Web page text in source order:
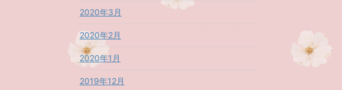
2020年3月
2020年2月
2020年1月
2019年12月